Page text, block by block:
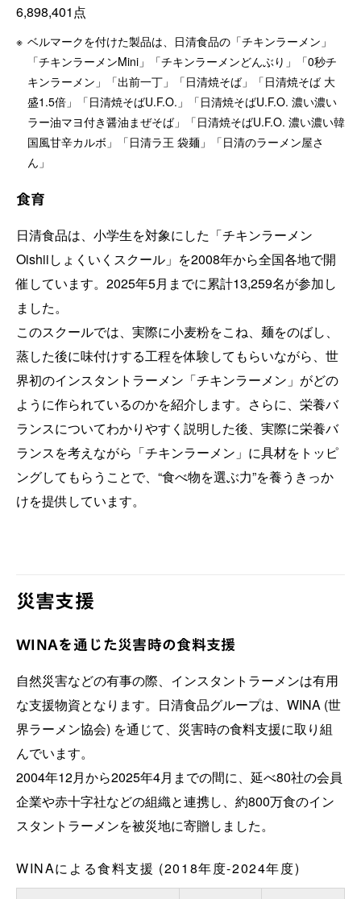
6,898,401点
※ ベルマークを付けた製品は、日清食品の「チキンラーメン」
「チキンラーメンMini」「チキンラーメンどんぶり」「0秒チ
キンラーメン」「出前一丁」「日清焼そば」「日清焼そば 大
盛1.5倍」「日清焼そばU.F.O.」「日清焼そばU.F.O. 濃い濃い
ラー油マヨ付き醤油まぜそば」「日清焼そばU.F.O. 濃い濃い韓
国風甘辛カルボ」「日清ラ王 袋麺」「日清のラーメン屋さ
ん」
食育
日清食品は、小学生を対象にした「チキンラーメン
Oishiiしょくいくスクール」を2008年から全国各地で開
催しています。2025年5月までに累計13,259名が参加し
ました。
このスクールでは、実際に小麦粉をこね、麺をのばし、
蒸した後に味付けする工程を体験してもらいながら、世
界初のインスタントラーメン「チキンラーメン」がどの
ように作られているのかを紹介します。さらに、栄養バ
ランスについてわかりやすく説明した後、実際に栄養バ
ランスを考えながら「チキンラーメン」に具材をトッピ
ングしてもらうことで、“食べ物を選ぶ力”を養うきっか
けを提供しています。
災害支援
WINAを通じた災害時の食料支援
自然災害などの有事の際、インスタントラーメンは有用
な支援物資となります。日清食品グループは、WINA (世
界ラーメン協会) を通じて、災害時の食料支援に取り組
んでいます。
2004年12月から2025年4月までの間に、延べ80社の会員
企業や赤十字社などの組織と連携し、約800万食のイン
スタントラーメンを被災地に寄贈しました。
WINAによる食料支援 (2018年度-2024年度)